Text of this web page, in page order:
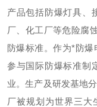
产品包括防爆灯具、
厂、化工厂等危险腐
防爆标准。作为*防
参与国际防爆标准制
业。生产及研发基地
厂被规划为世界三大